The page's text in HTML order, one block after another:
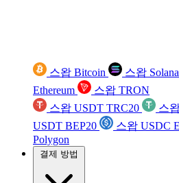
스왑 Bitcoin 스왑 Solana
Ethereum
스왑 TRON
스왑 USDT TRC20
스
USDT BEP20
스왑 USDC
Polygon
결제 방법